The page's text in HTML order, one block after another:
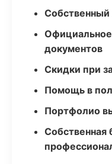
Собственный
документов
Скидки при
Помощь в
Портфолио
Собственная